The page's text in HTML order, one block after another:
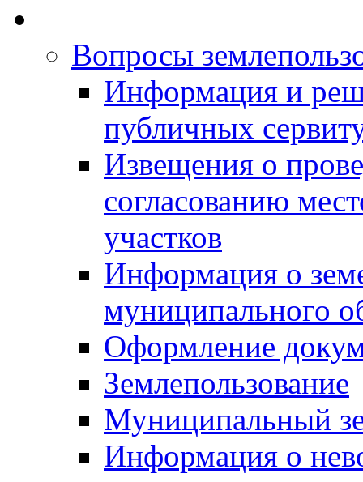
Вопросы
Информация и
публичных
Извещения о
согласованию
участков
Информация о
муниципального
Оформление
Землепользование
Муниципальный
Информация о